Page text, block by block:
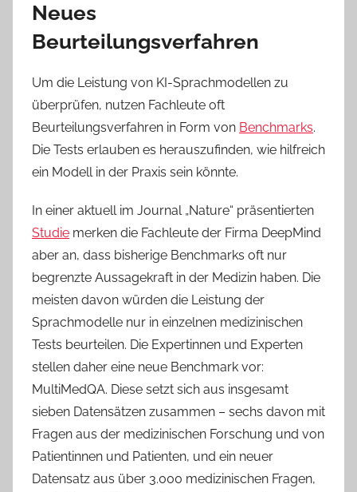
Neues
Beurteilungsverfahren
Um die Leistung von KI-Sprachmodellen zu
überprüfen, nutzen Fachleute oft
Beurteilungsverfahren in Form von Benchmarks.
Die Tests erlauben es herauszufinden, wie hilfreich
ein Modell in der Praxis sein könnte.
In einer aktuell im Journal „Nature“ präsentierten
Studie merken die Fachleute der Firma DeepMind
aber an, dass bisherige Benchmarks oft nur
begrenzte Aussagekraft in der Medizin haben. Die
meisten davon würden die Leistung der
Sprachmodelle nur in einzelnen medizinischen
Tests beurteilen. Die Expertinnen und Experten
stellen daher eine neue Benchmark vor:
MultiMedQA. Diese setzt sich aus insgesamt
sieben Datensätzen zusammen – sechs davon mit
Fragen aus der medizinischen Forschung und von
Patientinnen und Patienten, und ein neuer
Datensatz aus über 3.000 medizinischen Fragen,